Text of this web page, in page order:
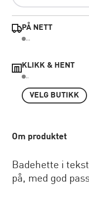
PÅ NETT
...
KLIKK & HENT
..
VELG BUTIKK
Om produktet
Badehette i
på, med god